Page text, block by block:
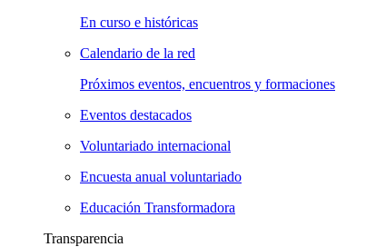
En curso e históricas
Calendario de la red
Próximos eventos, encuentros y formaciones
Eventos destacados
Voluntariado internacional
Encuesta anual voluntariado
Educación Transformadora
Transparencia